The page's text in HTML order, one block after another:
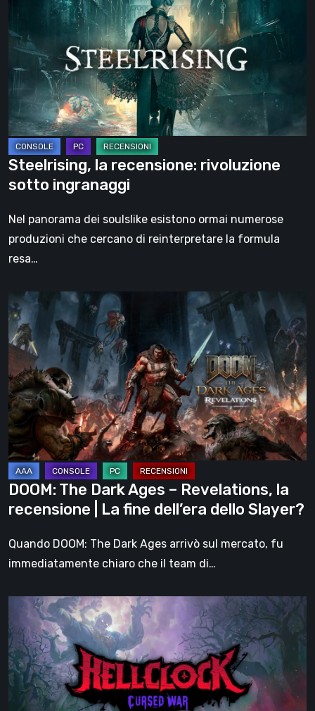
recensione:
rivoluzione
sotto
ingranaggi
Steelrising, la recensione: rivoluzione
sotto ingranaggi
Nel panorama dei soulslike esistono ormai numerose
produzioni che cercano di reinterpretare la formula
resa…
DOOM:
The
Dark
Ages
–
Revelations,
la
recensione
|
La
fine
dell’era
dello
Slayer?
DOOM: The Dark Ages – Revelations, la
recensione | La fine dell’era dello Slayer?
Quando DOOM: The Dark Ages arrivò sul mercato, fu
immediatamente chiaro che il team di…
Clock:
Cursed
War
–
recensione: